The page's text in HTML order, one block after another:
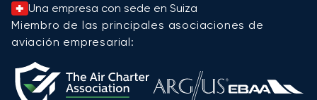
Una empresa con sede en Suiza
Miembro de las principales asociaciones de
aviación empresarial: